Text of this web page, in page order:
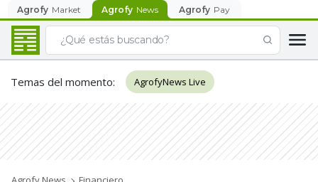
Agrofy Market Agrofy News Agrofy Pay
Temas del momento: AgrofyNews Live